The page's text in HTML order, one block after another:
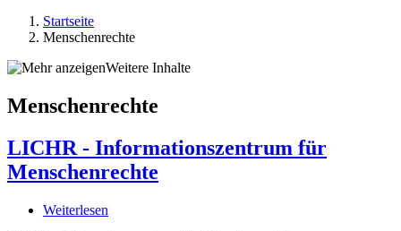
Pfadnavigation
Startseite
Menschenrechte
Weitere Inhalte
Menschenrechte
LICHR - Informationszentrum für
Menschenrechte
Weiterlesen